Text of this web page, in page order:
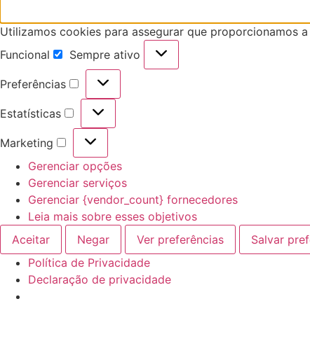
Utilizamos cookies para assegurar que proporcionamos
Funcional
Sempre ativo
Preferências
Estatísticas
Marketing
Gerenciar opções
Gerenciar serviços
Gerenciar {vendor_count} fornecedores
Leia mais sobre esses objetivos
Aceitar
Negar Ver preferências Salvar
Política de Privacidade
Declaração de privacidade